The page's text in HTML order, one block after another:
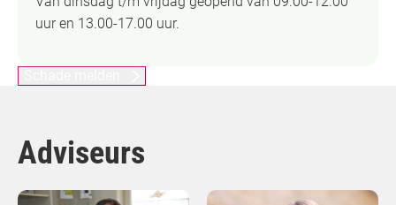
uur en 13.00-17.00 uur.
Adviseurs